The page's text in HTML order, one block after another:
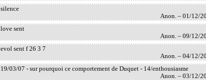
silence
Anon. – 01/12/
love sent
Anon. – 09/12/
evol sent f 26 3 7
Anon. – 04/12/
19/03/07 - sur pourquoi ce comportement de Duquet - 14/enthousiasme
Anon. – 03/12/